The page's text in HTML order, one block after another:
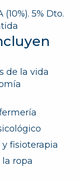
5% Dto.
de la vida
fisioterapia
ropa